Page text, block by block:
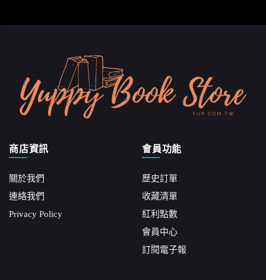
商店資訊
關於我們
連絡我們
Privacy Policy
會員功能
歷史訂單
收藏清單
紅利點數
會員中心
訂閱電子報